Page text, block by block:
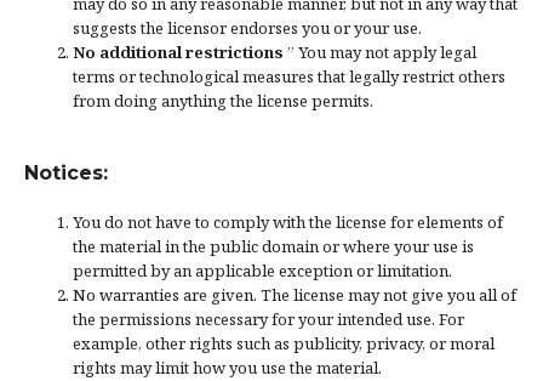
suggests the licensor endorses you or your use.
No additional restrictions ” You may not apply legal
terms ortechnological measuresthat legally restrict others
from doing anything the license permits.
Notices:
You do not have to comply with the license for elements of
the material in the public domain or where your use is
permitted by an applicable exception or limitation.
No warranties are given. The license may not give you all of
the permissions necessary for your intended use. For
example, other rights such as publicity, privacy, or moral
rights may limit how you use the material.